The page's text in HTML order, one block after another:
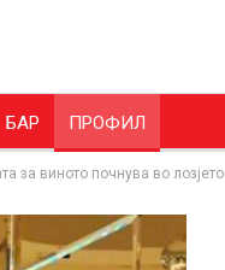
БАР ПРОФИЛ
за виното почнува во лозјето